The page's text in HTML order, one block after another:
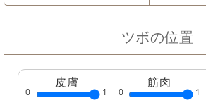
ツボの位置
皮膚 筋肉